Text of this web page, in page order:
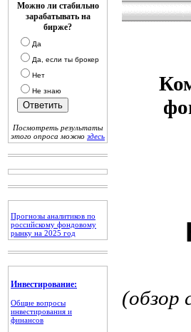
Можно ли стабильно
зарабатывать на
бирже?
Да
Да, если ты брокер
Нет
Не знаю
Посмотреть результаты
этого опроса можно здесь
Прогнозы аналитиков по
российскому фондовому
рынку на 2025 год
Инвестирование:
Общие вопросы
инвестирования и
финансов
(обзор